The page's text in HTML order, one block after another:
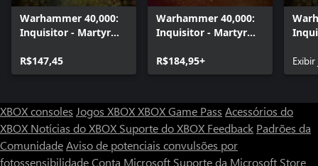
Warhammer 40,000:
Inquisitor - Martyr
Pack
R$147,45
Warhammer 40,000:
Inquisitor - Martyr
R$184,95+
Pack
XBOX consoles Jogos XBOXXBOX Game Pass Acessórios do
XBOX Notícias do XBOX Suporte do XBOX Feedback Padrões da
ComunidadeAviso de potenciais convulsões por
fotossensibilidadeConta Microsoft Suporte da Microsoft Store